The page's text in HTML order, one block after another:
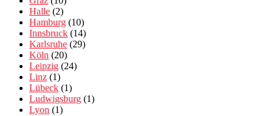
Halle (2)
Hamburg (10)
Innsbruck (14)
Karlsruhe (29)
Köln (20)
Leipzig (24)
Linz (1)
Lübeck (1)
Ludwigsburg (1)
Lyon (1)